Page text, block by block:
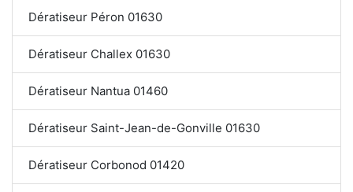
Dératiseur Péron 01630
Dératiseur Challex 01630
Dératiseur Nantua 01460
Dératiseur Saint-Jean-de-Gonville 01630
Dératiseur Corbonod 01420